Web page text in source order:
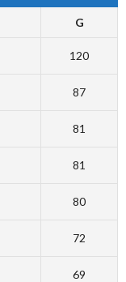
G
120
87
81
81
80
72
69